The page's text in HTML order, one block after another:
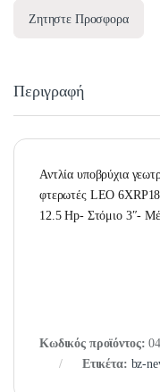
Ζητηστε Προσφορα
Περιγραφή
Αντλία υποβρύχια
φτερωτές LEO
12.5 Hp- Στόμιο 3″-
Κωδικός προϊόντος:
Ετικέτα: bz-